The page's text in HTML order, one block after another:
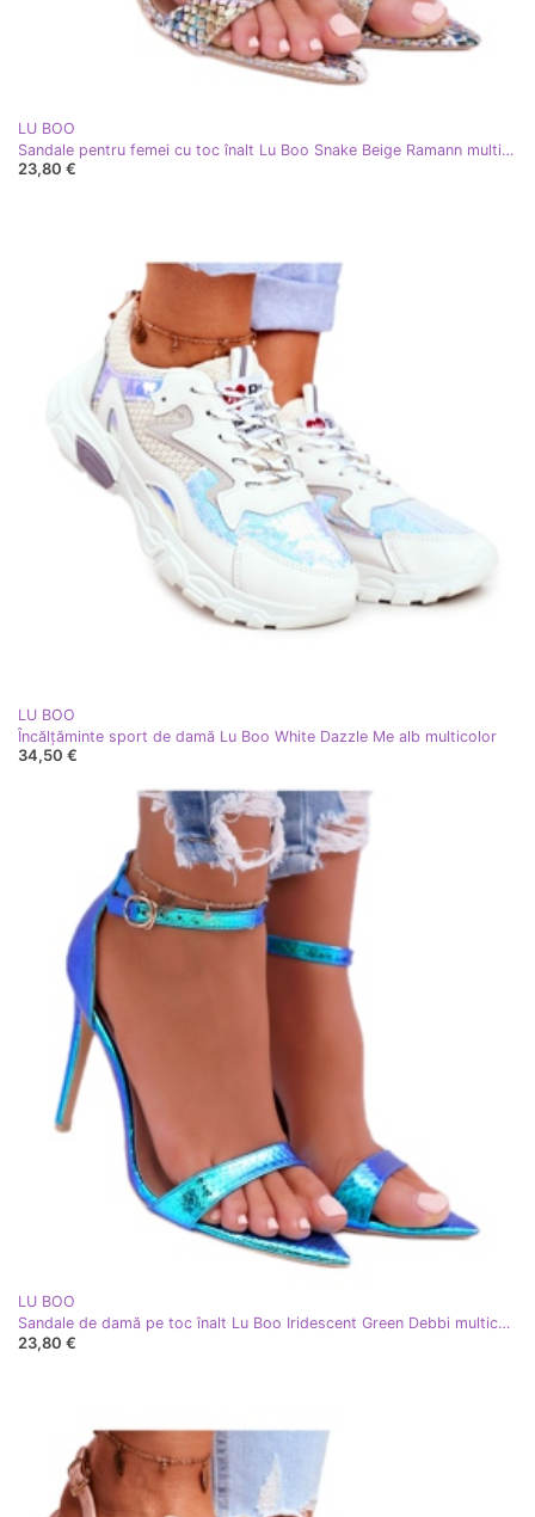
LU BOO
Sandale pentru femei cu toc înalt Lu Boo Snake Beige Ramann multicolor
23,80 €
LU BOO
Încălțăminte sport de damă Lu Boo White Dazzle Me alb multicolor
34,50 €
LU BOO
Sandale de damă pe toc înalt Lu Boo Iridescent Green Debbi multicolor albastru
23,80 €